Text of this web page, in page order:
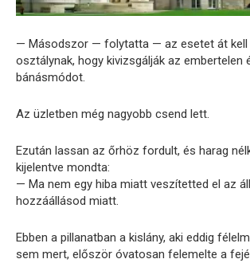
— Másodszor — folytatta — az esetet át kell
osztálynak, hogy kivizsgálják az embertelen
bánásmódot.
Az üzletben még nagyobb csend lett.
Ezután lassan az őrhöz fordult, és harag
kijelentve mondta:
— Ma nem egy hiba miatt veszítetted el az
hozzáállásod miatt.
Ebben a pillanatban a kislány, aki eddig
sem mert, először óvatosan felemelte a